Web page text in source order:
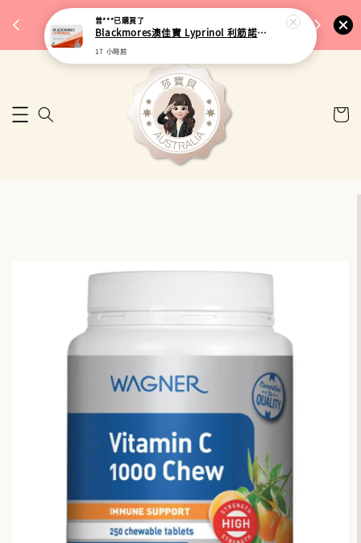
🎉 77購物節｜保健品滿額最低 91 折
來去逛逛
🚚 台
曾***已購買了
Blackmores澳佳寶 Lyprinol 利筋諾風濕關節膠囊 100粒
17 小時前